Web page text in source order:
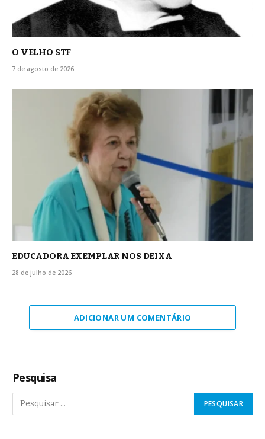
O VELHO STF
7 de agosto de 2026
EDUCADORA EXEMPLAR NOS DEIXA
28 de julho de 2026
ADICIONAR UM COMENTÁRIO
Pesquisa